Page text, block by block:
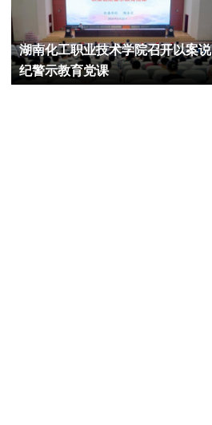
湖南化工职业技术学院召开以案说
纪警示教育党课